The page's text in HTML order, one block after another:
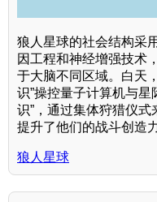
狼人星球的社会结构采
因工程和神经增强技术
于大脑不同区域。白天
识”操控量子计算机与
识”，通过集体狩猎仪
提升了他们的战斗创造
狼人星球